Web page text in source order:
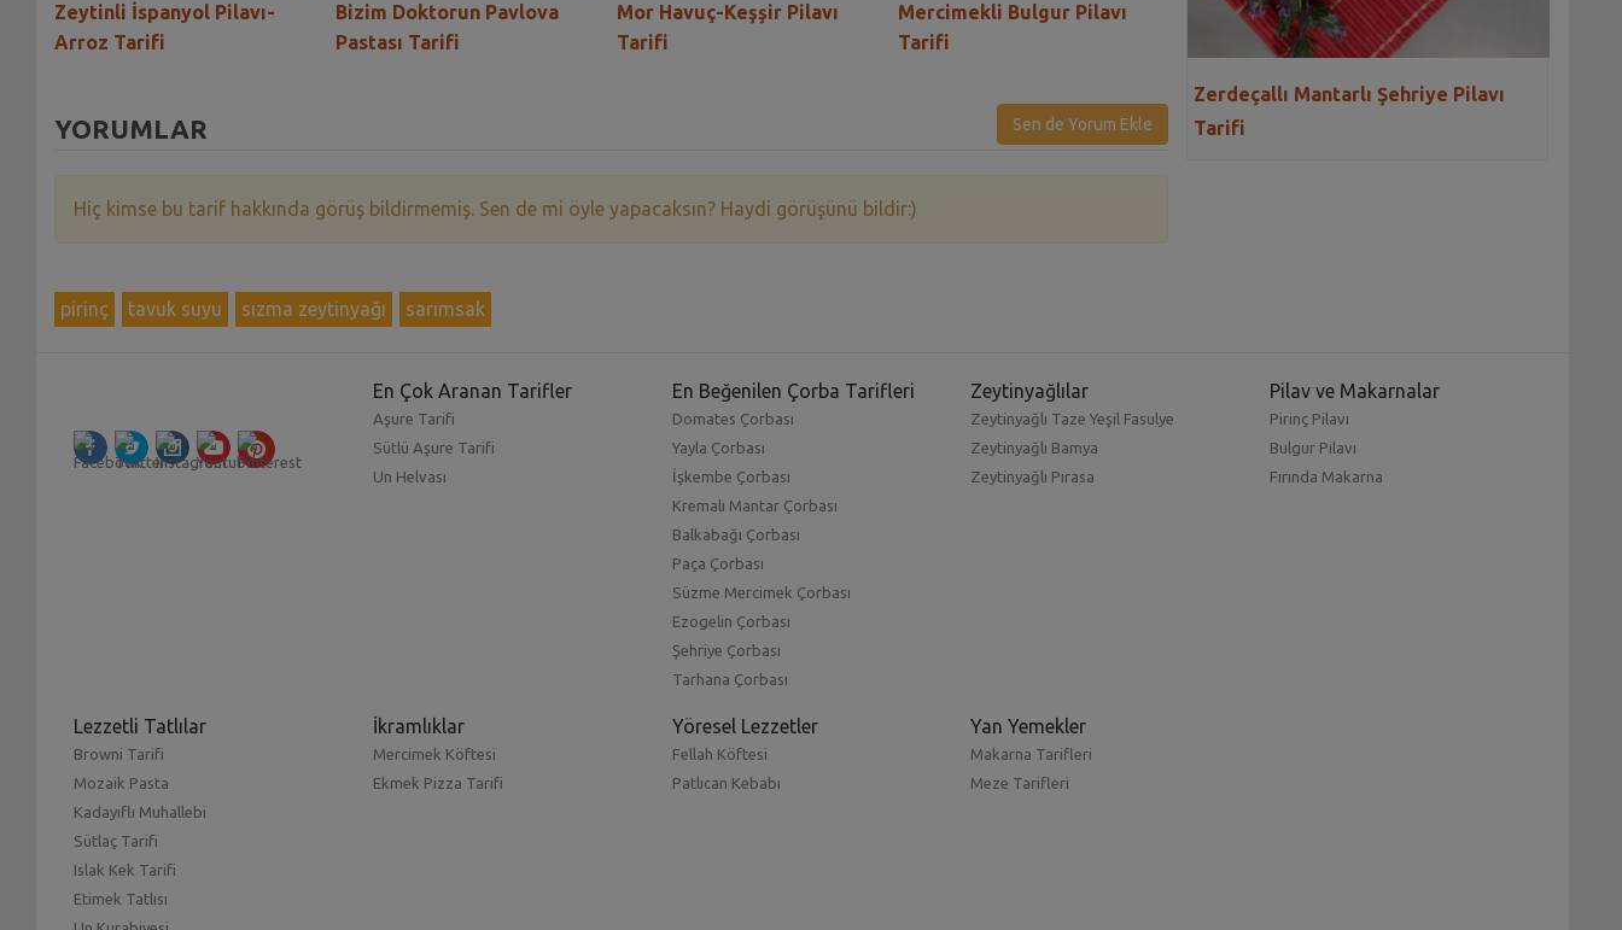
Zeytinli İspanyol Pilavı-
Arroz Tarifi
Bizim Doktorun Pavlova
Pastası Tarifi
Mor Havuç-Keşşir Pilavı
Tarifi
Mercimekli Bulgur Pilavı
Tarifi
Pazılı Greçka Pilavı Tarifi
YORUMLAR Sen de Yorum Ekle
Hiç kimse bu tarif hakkında görüş bildirmemiş. Sen de mi öyle yapacaksın? Haydi görüşünü bildir:)
pirinç tavuk suyu sızma zeytinyağı sarımsak
Zerdeçallı Mantarlı Şehriye Pilavı
Tarifi
En Çok Aranan Tarifler
Aşure Tarifi
Sütlü Aşure Tarifi
Un Helvası
En Beğenilen Çorba Tarifleri
Domates Çorbası
Yayla Çorbası
İşkembe Çorbası
Kremalı Mantar Çorbası
Balkabağı Çorbası
Paça Çorbası
Süzme Mercimek Çorbası
Ezogelin Çorbası
Şehriye Çorbası
Tarhana Çorbası
Zeytinyağlılar
Zeytinyağlı Taze Yeşil Fasulye
Zeytinyağlı Bamya
Zeytinyağlı Pırasa
Pilav ve Makarnalar
Pirinç Pilavı
Bulgur Pilavı
Fırında Makarna
Lezzetli Tatlılar
Browni Tarifi
Mozaik Pasta
Kadayıflı Muhallebi
Sütlaç Tarifi
Islak Kek Tarifi
Etimek Tatlısı
İkramlıklar
Mercimek Köftesi
Ekmek Pizza Tarifi
Yöresel Lezzetler
Fellah Köftesi
Patlıcan Kebabı
Yan Yemekler
Makarna Tarifleri
Meze Tarifleri